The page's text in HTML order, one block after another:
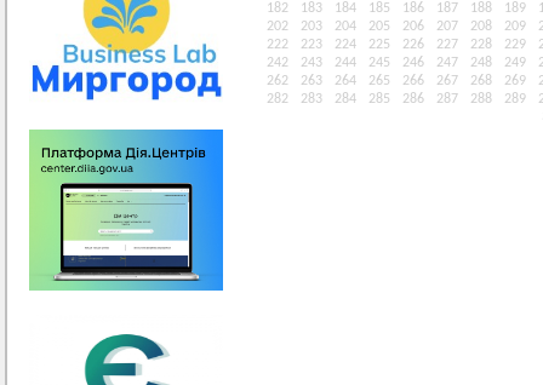
182
183 184 185 186 187 188 189
202
203 204 205 206 207 208 209
222
223 224 225 226 227 228 229
242
243 244 245 246 247 248 249
262
263 264 265 266 267 268 269
282
283 284 285 286 287 288 289